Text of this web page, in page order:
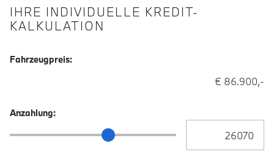
IHRE INDIVIDUELLE KREDIT-
KALKULATION
Fahrzeugpreis:
€ 86.900,-
Anzahlung:
Anzahlung Schieberegler